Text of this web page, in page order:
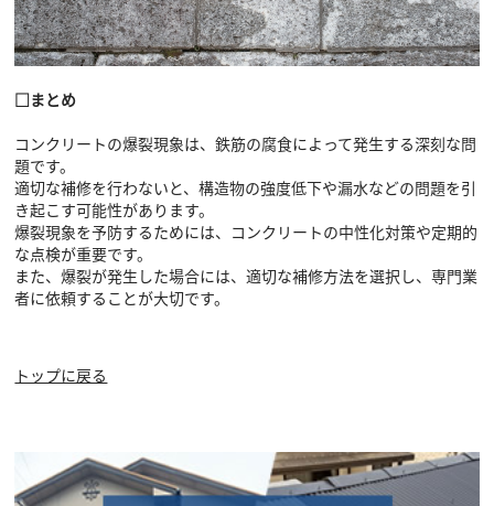
□まとめ
コンクリートの爆裂現象は、鉄筋の腐食によって発生する深刻な問
題です。
適切な補修を行わないと、構造物の強度低下や漏水などの問題を引
き起こす可能性があります。
爆裂現象を予防するためには、コンクリートの中性化対策や定期的
な点検が重要です。
また、爆裂が発生した場合には、適切な補修方法を選択し、専門業
者に依頼することが大切です。
トップに戻る